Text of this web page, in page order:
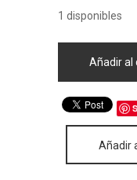
1 disponibles
Añadir al
Añadir